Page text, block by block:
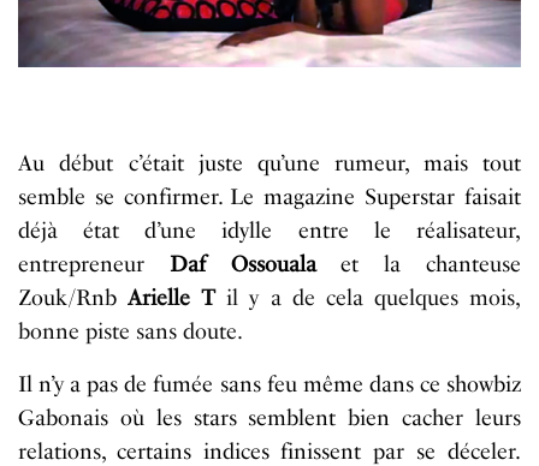
Au début c’était juste qu’une rumeur, mais tout
semble se confirmer. Le magazine Superstar faisait
déjà état d’une idylle entre le réalisateur,
entrepreneur Daf Ossoualaet la chanteuse
Zouk/Rnb Arielle Tily a de cela quelques mois,
bonne piste sans doute.
Il n’y a pas de fumée sans feu même dans ce showbiz
Gabonais oùles stars semblent bien cacher leurs
relations, certains indices finissent par se déceler.